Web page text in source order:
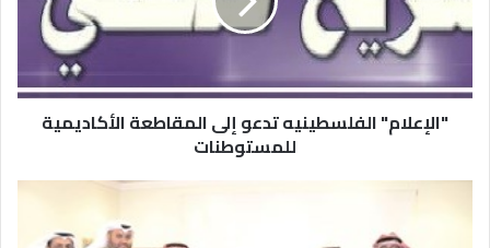
"الإعلام" الفلسطينيه تدعو إلى المقاطعة الأكاديمية
للمستوطنات